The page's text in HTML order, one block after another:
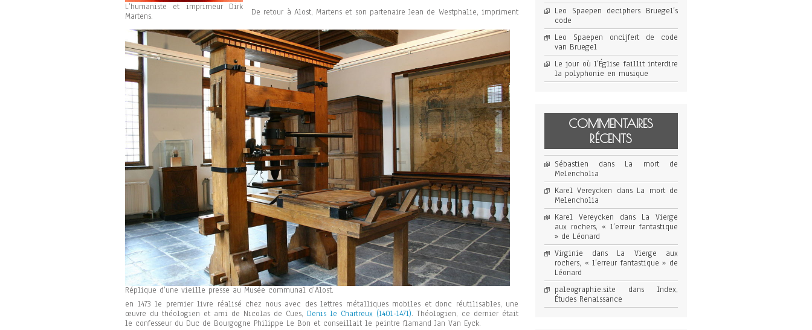
L’humaniste et imprimeur Dirk
Martens.
Réplique d’une vieille presse au Musée communal d’Alost.
De retour à Alost, Martens et son partenaire Jean de Westphalie, impriment
en 1473 le premier livre réalisé chez nous avec des lettres métalliques mobiles et donc réutilisables, une
œuvre du théologien et ami de Nicolas de Cues, Denis le Chartreux (1401-1471). Théologien, ce dernier était
le confesseur du Duc de Bourgogne Philippe Le Bon et conseillait le peintre flamand Jan Van Eyck.
Leo Spaepen deciphers Bruegel’s
code
Leo Spaepen oncijfert de code
van Bruegel
Le jour où l’Église faillit interdire
la polyphonie en musique
COMMENTAIRES
RÉCENTS
Sébastien dans La mort de
Melencholia
Karel Vereycken dans La mort de
Melencholia
Karel Vereycken dans La Vierge
aux rochers, « l’erreur fantastique
» de Léonard
Virginie dans La Vierge aux
rochers, « l’erreur fantastique » de
Léonard
paleographie.site dans Index,
Études Renaissance